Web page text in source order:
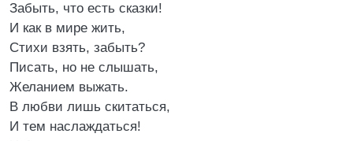
Забыть, что есть сказки!
И как в мире жить,
Стихи взять, забыть?
Писать, но не слышать,
Желанием выжать.
В любви лишь скитаться,
И тем наслаждаться!